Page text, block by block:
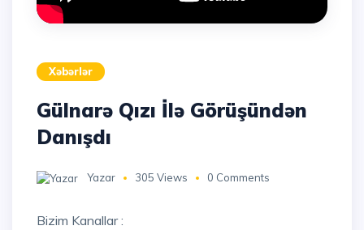
Xəbərlər
Gülnarə Qızı İlə Görüşündən
Danışdı
Yazar 305 Views 0 Comments
Bizim Kanallar :